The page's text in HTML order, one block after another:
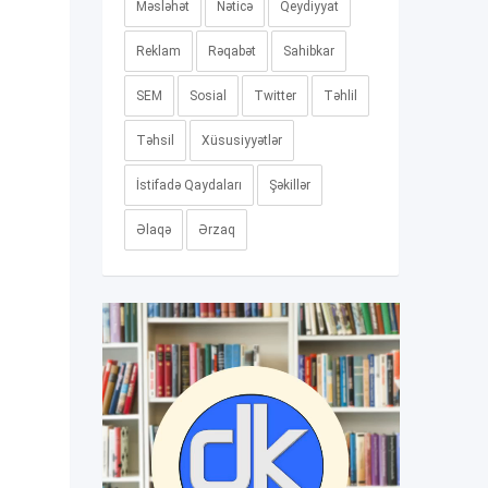
Məsləhət Nəticə Qeydiyyat
Reklam Rəqabət Sahibkar
SEM Sosial Twitter Təhlil
Təhsil Xüsusiyyətlər
İstifadə Qaydaları Şəkillər
Əlaqə Ərzaq